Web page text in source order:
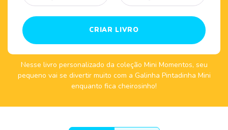
CRIAR LIVRO
Nesse livro personalizado da coleção Mini Momentos, seu
pequeno vai se divertir muito com a Galinha Pintadinha Mini
enquanto fica cheirosinho!